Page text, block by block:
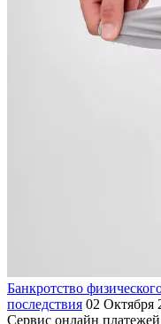
Банкротство
последствия 02 Октября
Сервис онлайн